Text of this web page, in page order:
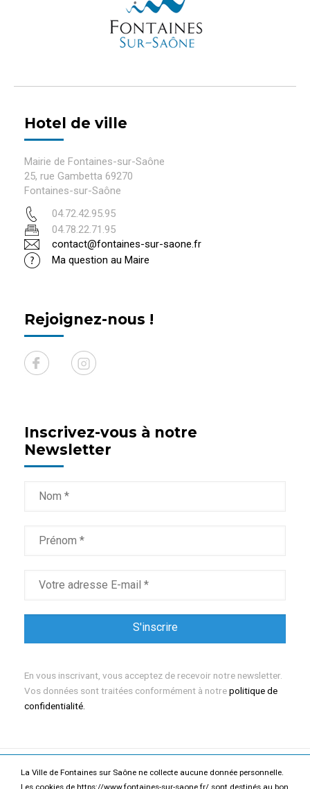
La Ville de Fontaines sur Saône ne collecte aucune donnée personnelle.
Les cookies de https://www.fontaines-sur-saone.fr/ sont destinés au bon
Hotel de ville
Mairie de Fontaines-sur-Saône
25, rue Gambetta 69270
Fontaines-sur-Saône
04.72.42.95.95
04.78.22.71.95
contact@fontaines-sur-saone.fr
Ma question au Maire
Rejoignez-nous !
Inscrivez-vous à notre
Newsletter
En vous inscrivant, vous acceptez de recevoir notre newsletter.
Vos données sont traitées conformément à notrepolitique de
confidentialité.
Mentions légales Politique de confidentialité